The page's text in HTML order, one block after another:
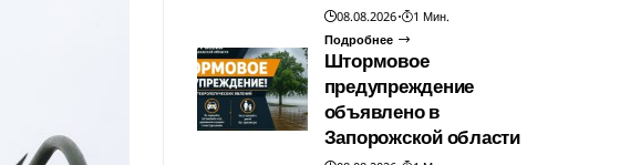
08.08.2026
1 Мин.
Подробнее
Штормовое
предупреждение
объявлено в
Запорожской области